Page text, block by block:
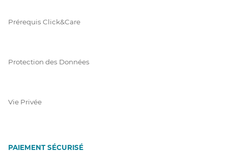
Prérequis Click&Care
Protection des Données
Vie Privée
PAIEMENT SÉCURISÉ